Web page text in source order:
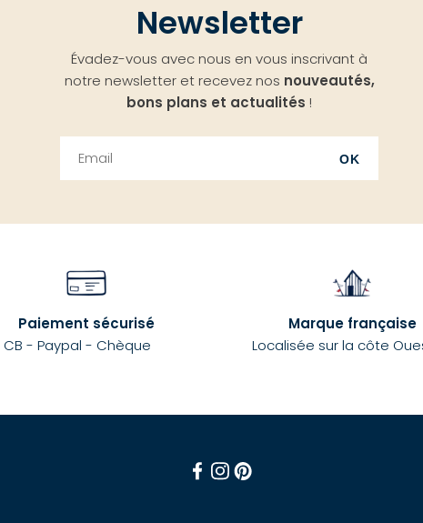
Newsletter
Évadez-vous avec nous en vous inscrivant à
notre newsletter et recevez nos nouveautés,
bons plans et actualités !
OK
Paiement sécurisé
CB - Paypal - Chèque
Marque française
Localisée sur la côte